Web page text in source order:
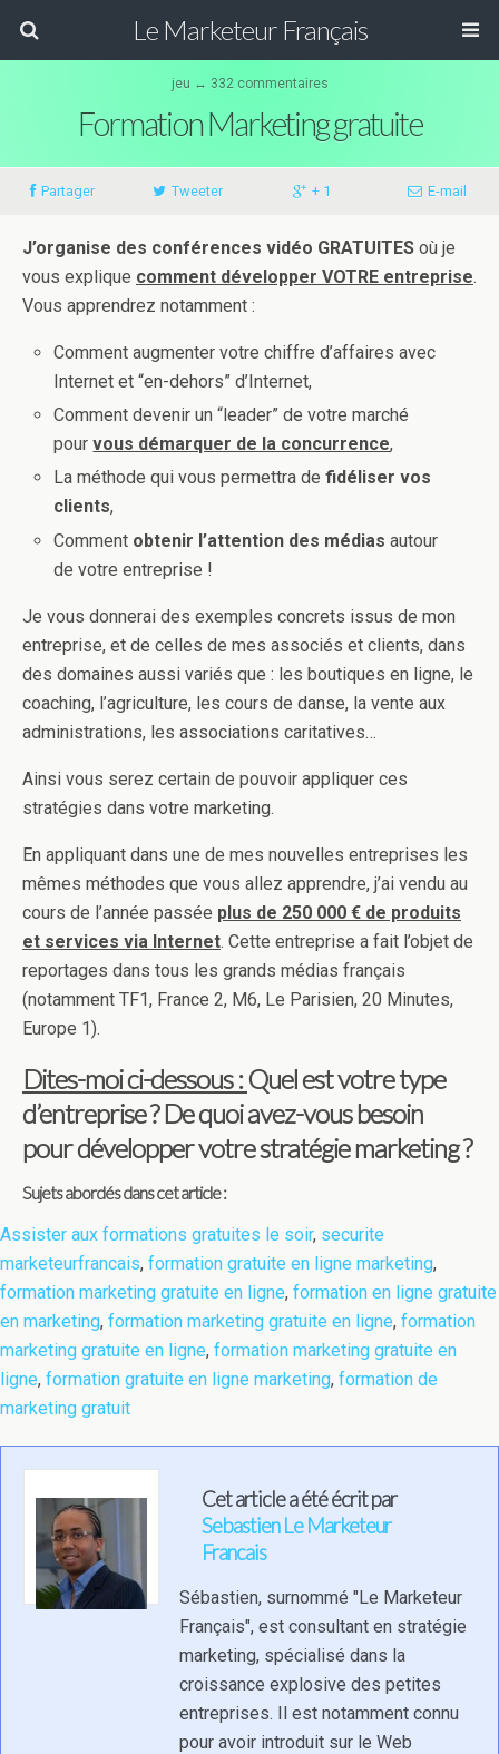
Le Marketeur Français
jeu ↔ 332 commentaires
Formation Marketing gratuite
Partager Tweeter + 1 E-mail
J’organise des conférences vidéo GRATUITES où je
vous explique comment développer VOTRE entreprise.
Vous apprendrez notamment :
Comment augmenter votre chiffre d’affaires avec
Internet et “en-dehors” d’Internet,
Comment devenir un “leader” de votre marché
pourvous démarquer de la concurrence,
La méthode qui vous permettra defidéliser vos
clients,
Comment obtenir l’attention des médias autour
de votre entreprise !
Je vous donnerai des exemples concrets issus de mon
entreprise, et de celles de mes associés et clients, dans
des domaines aussi variés que : les boutiques en ligne, le
coaching, l’agriculture, les cours de danse, la vente aux
administrations, les associations caritatives…
Ainsi vous serez certain de pouvoir appliquer ces
stratégies dans votre marketing.
En appliquant dans une de mes nouvelles entreprises les
mêmes méthodes que vous allez apprendre, j’ai vendu au
cours de l’année passée plus de 250 000 € de produits
et services via Internet. Cette entreprise a fait l’objet de
reportages dans tous les grands médias français
(notamment TF1, France 2, M6, Le Parisien, 20 Minutes,
Europe 1).
Dites-moi ci-dessous :Quel est votre type
d’entreprise ? De quoi avez-vous besoin
pour développer votre stratégie marketing ?
Sujets abordés dans cet article :
Assister aux formations gratuites le soir, securite
marketeurfrancais, formation gratuite en ligne marketing,
formation marketing gratuite en ligne, formation en ligne gratuite
en marketing, formation marketing gratuite en ligne, formation
marketing gratuite en ligne, formation marketing gratuite en
ligne, formation gratuite en ligne marketing, formation de
marketing gratuit
Cet article a été écrit par
Sebastien Le Marketeur
Francais
Sébastien, surnommé "Le Marketeur
Français", est consultant en stratégie
marketing, spécialisé dans la
croissance explosive des petites
entreprises. Il est notamment connu
pour avoir introduit sur le Web